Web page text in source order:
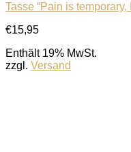
Tasse “Pain is
€15,95
Enthält 19% MwSt.
zzgl. Versand